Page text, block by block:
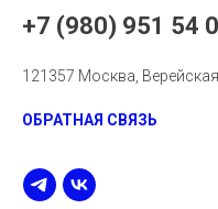
+7 (980) 951 54
121357 Москва,
ОБРАТНАЯ СВЯЗЬ